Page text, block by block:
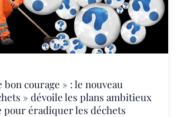
bon courage » : le nouveau
» dévoile les plans ambitieux
pour éradiquer les déchets